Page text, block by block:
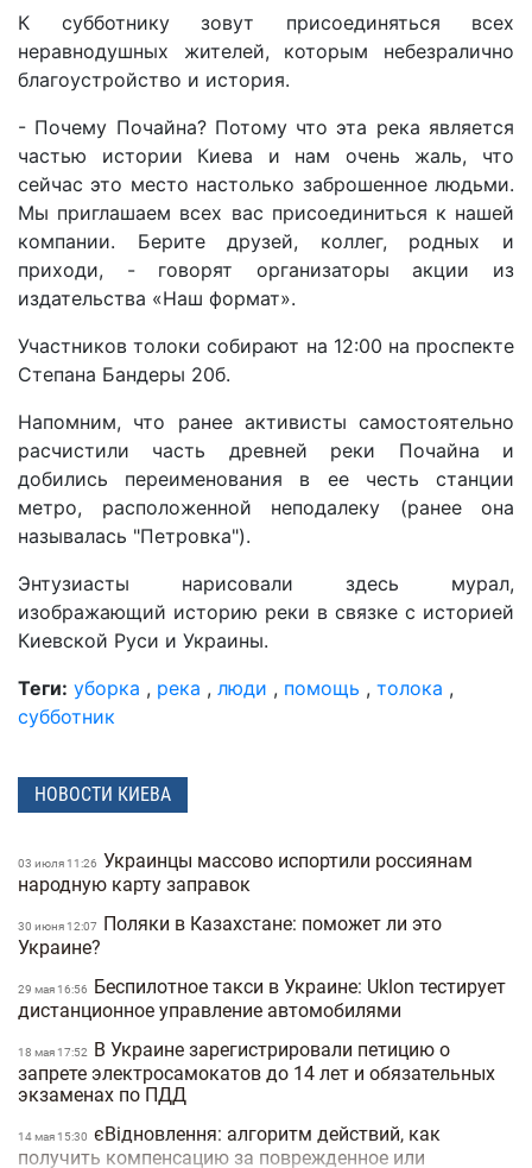
К субботнику зовут присоединяться всех
неравнодушных жителей, которым небезралично
благоустройство и история.
- Почему Почайна? Потому что эта река является
частью истории Киева и нам очень жаль, что
сейчас это место настолько заброшенное людьми.
Мы приглашаем всех вас присоединиться к нашей
компании. Берите друзей, коллег, родных и
приходи, - говорят организаторы акции из
издательства «Наш формат».
Участников толоки собирают на 12:00 на проспекте
Степана Бандеры 20б.
Напомним, что ранее активисты самостоятельно
расчистили часть древней реки Почайна и
добились переименования в ее честь станции
метро, расположенной неподалеку (ранее она
называлась "Петровка").
Энтузиасты нарисовали здесь мурал,
изображающий историю реки в связке с историей
Киевской Руси и Украины.
Теги: уборка , река , люди , помощь , толока ,
субботник
НОВОСТИ КИЕВА
03 июля 11:26 Украинцы массово испортили россиянам
народную карту заправок
30 июня 12:07
Поляки в Казахстане: поможет ли это
Украине?
29 мая 16:56
Беспилотное такси в Украине: Uklon тестирует
дистанционное управление автомобилями
18 мая 17:52
В Украине зарегистрировали петицию о
запрете электросамокатов до 14 лет и обязательных
экзаменах по ПДД
14 мая 15:30 єВідновлення: алгоритм действий, как
получить компенсацию за поврежденное или